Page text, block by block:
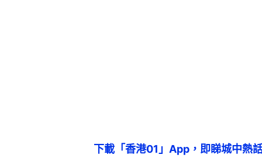
下載「香港01」App，即睇城中熱